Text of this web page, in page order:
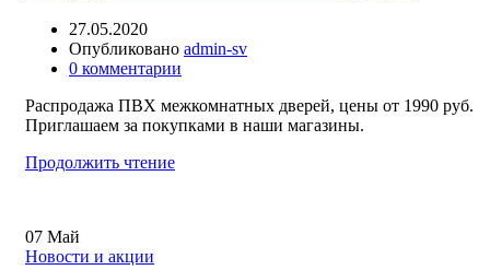
27.05.2020
Опубликовано admin-sv
0 комментарии
Распродажа ПВХ межкомнатных дверей, цены от 1990 руб.
Приглашаем за покупками в наши магазины.
Продолжить чтение
07 Май
Новости и акции